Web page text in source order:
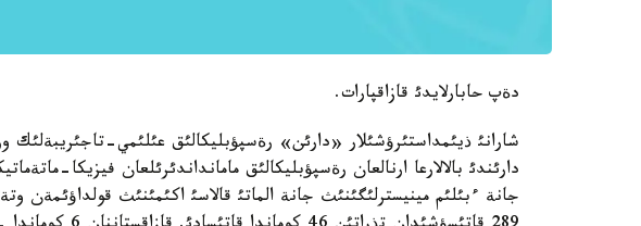
دةپ حابارلايدئ قازاقپارات.
شارانئ ذيئمداستئرؤشئلار «دارئن» رةسپؤبليكالئق عئلئمي-تاجئريبةلئك
دارئندئ بالالارعا ارنالعان رةسپؤبليكالئق مامانداندئرئلعان فيزيكا-